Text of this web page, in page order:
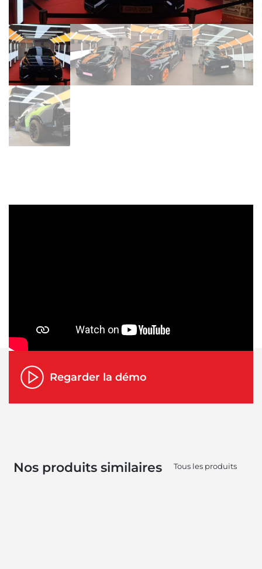
Regarder la démo
Nos produits similaires Tous les produits